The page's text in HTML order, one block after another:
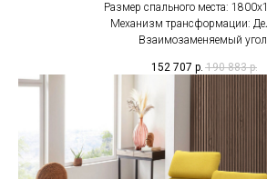
Размер спального места:
Механизм трансформации:
Взаимозаменяемый
152 707 р. 190 883 р.